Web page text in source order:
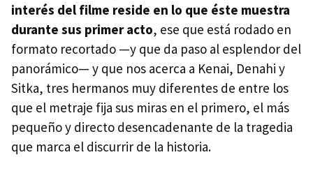
interés del filme reside en lo que éste muestra
durante sus primer acto, ese que está rodado en
formato recortado —y que da paso al esplendor del
panorámico— y que nos acerca a Kenai, Denahi y
Sitka, tres hermanos muy diferentes de entre los
que el metraje fija sus miras en el primero, el más
pequeño y directo desencadenante de la tragedia
que marca el discurrir de la historia.